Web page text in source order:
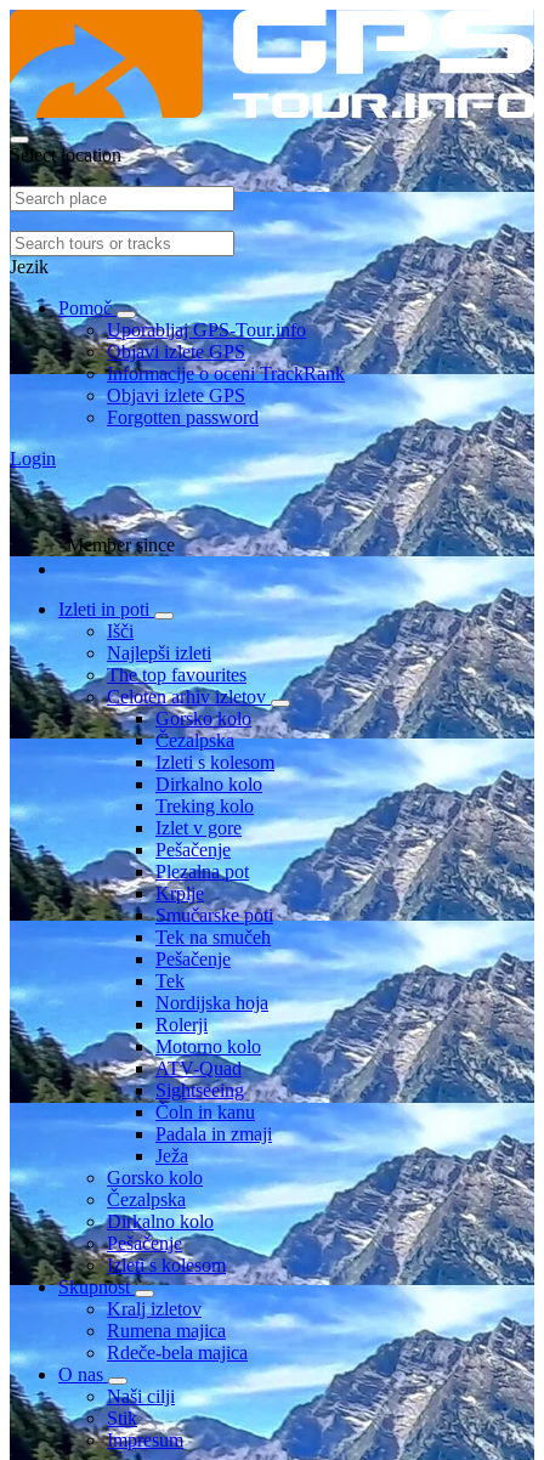
Select location
Jezik
Pomoč
Uporabljaj GPS-Tour.info
Objavi izlete GPS
Informacije o oceni TrackRank
Objavi izlete GPS
Forgotten password
Login
Member since
Izleti in poti
Išči
Najlepši izleti
The top favourites
Celoten arhiv izletov
Gorsko kolo
Čezalpska
Izleti s kolesom
Dirkalno kolo
Treking kolo
Izlet v gore
Pešačenje
Plezalna pot
Krplje
Smučarske poti
Tek na smučeh
Pešačenje
Tek
Nordijska hoja
Rolerji
Motorno kolo
ATV-Quad
Sightseeing
Čoln in kanu
Padala in zmaji
Ježa
Gorsko kolo
Čezalpska
Dirkalno kolo
Pešačenje
Izleti s kolesom
Skupnost
Kralj izletov
Rumena majica
Rdeče-bela majica
O nas
Naši cilji
Stik
Impresum